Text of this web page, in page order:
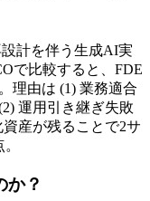
計を​伴う​生成AI実
で​比較すると、​FDE
理由は​ (1) 業務適合
運用引き継ぎ失敗
産が​残る​ことで​2サ
か？